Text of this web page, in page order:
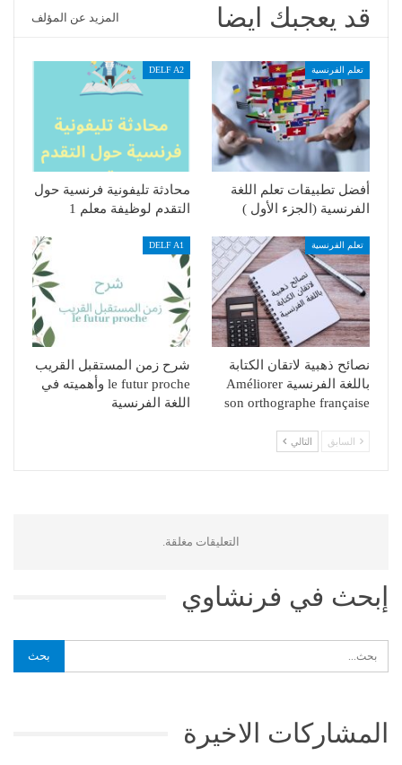
قد يعجبك ايضا المزيد عن المؤلف
تعلم الفرنسية
أفضل تطبيقات تعلم اللغة
الفرنسية (الجزء الأول )
DELF A2
محادثة تليفونية فرنسية حول
التقدم لوظيفة معلم 1
تعلم الفرنسية
نصائح ذهبية لاتقان الكتابة
باللغة الفرنسية Améliorer
son orthographe française
DELF A1
شرح زمن المستقبل القريب
le futur proche وأهميته في
اللغة الفرنسية
السابق التالي
التعليقات مغلقة.
إبحث في فرنشاوي
المشاركات الاخيرة